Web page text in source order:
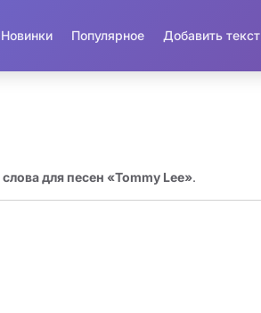
Новинки Популярное Добавить текст
слова для песен «Tommy Lee».